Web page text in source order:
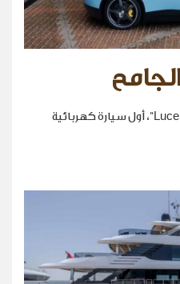
كشفت شركةFerrari عن سيارة“Luce”، أول سيارة كهربائية